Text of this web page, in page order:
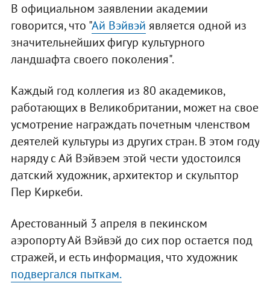
В официальном заявлении академии
говорится, что "Ай Вэйвэй является одной из
значительнейших фигур культурного
ландшафта своего поколения".
Каждый год коллегия из 80 академиков,
работающих в Великобритании, может на свое
усмотрение награждать почетным членством
деятелей культуры из других стран. В этом году
наряду с Ай Вэйвэем этой чести удостоился
датский художник, архитектор и скульптор
Пер Киркеби.
Арестованный 3 апреля в пекинском
аэропорту Ай Вэйвэй до сих пор остается под
стражей, и есть информация, что художник
подвергался пыткам.